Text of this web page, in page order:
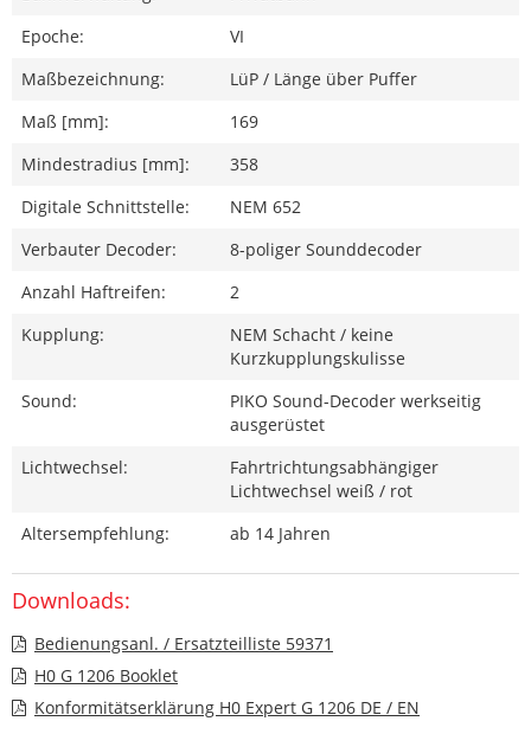
Epoche:
VI
Maßbezeichnung:
LüP / Länge über Puffer
Maß [mm]:
169
Mindestradius [mm]:
358
Digitale Schnittstelle:
NEM 652
Verbauter Decoder:
8-poliger Sounddecoder
Anzahl Haftreifen:
2
Kupplung:
NEM Schacht / keine
Kurzkupplungskulisse
Sound:
PIKO Sound-Decoder werkseitig
ausgerüstet
Lichtwechsel:
Fahrtrichtungsabhängiger
Lichtwechsel weiß / rot
Altersempfehlung:
ab 14 Jahren
Downloads:
Bedienungsanl. / Ersatzteilliste 59371
H0 G 1206 Booklet
Konformitätserklärung H0 Expert G 1206 DE / EN